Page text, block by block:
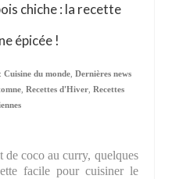
chiche : la recette
épicée !
Cuisine du monde, Dernières news
Recettes d'Hiver Recettes
de coco au curry, quelques
facile pour cuisiner le